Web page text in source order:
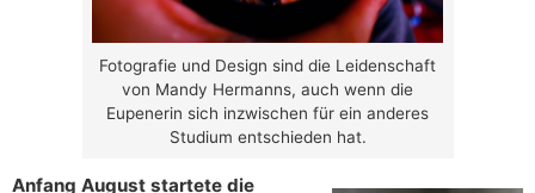
Fotografie und Design sind die Leidenschaft
von Mandy Hermanns, auch wenn die
Eupenerin sich inzwischen für ein anderes
Studium entschieden hat.
Anfang August startete die